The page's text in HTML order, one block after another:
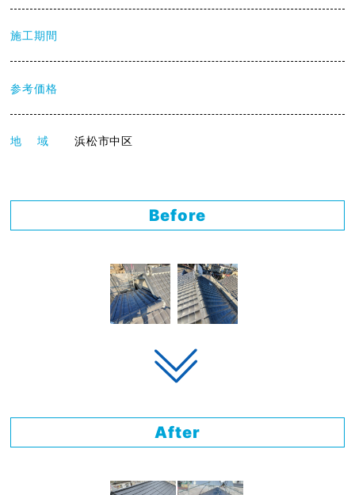
施工期間
参考価格
地 域 浜松市中区
Before
After